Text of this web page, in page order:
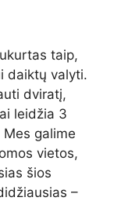
taip,
daiktų valyti.
dviratį,
leidžia 3
galime
vietos,
šios
–